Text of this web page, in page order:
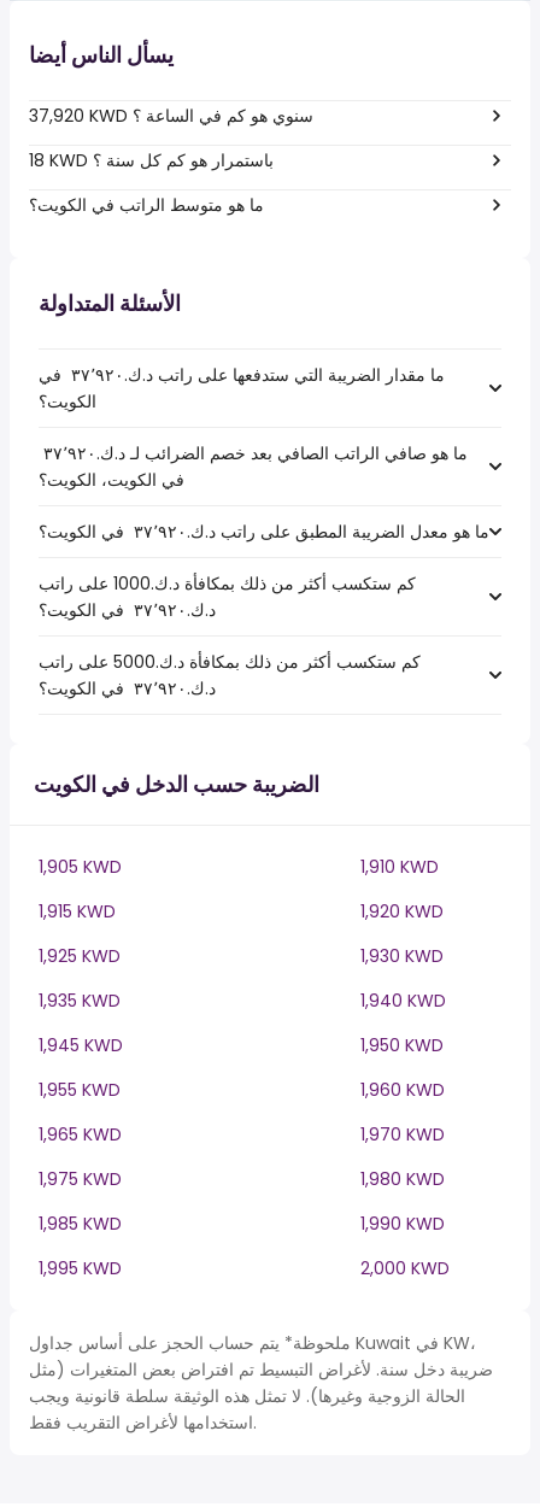
يسأل الناس أيضا
37,920 KWD سنوي هو كم في الساعة ؟
18 KWD باستمرار هو كم كل سنة ؟
ما هو متوسط الراتب في الكويت؟
الأسئلة المتداولة
ما مقدار الضريبة التي ستدفعها على راتب د.ك.‏٣٧٬٩٢٠ ‏ في
الكويت؟
في الكويت، الكويت؟
ما هو معدل الضريبة المطبق على راتب د.ك.‏٣٧٬٩٢٠ ‏ في الكويت؟
كم ستكسب أكثر من ذلك بمكافأة د.ك.1000 على راتب
د.ك.‏٣٧٬٩٢٠ ‏ في الكويت؟
كم ستكسب أكثر من ذلك بمكافأة د.ك.5000 على راتب
د.ك.‏٣٧٬٩٢٠ ‏ في الكويت؟
الضريبة حسب الدخل في الكويت
1,905 KWD
1,910 KWD
1,915 KWD
1,920 KWD
1,925 KWD
1,930 KWD
1,935 KWD
1,940 KWD
1,945 KWD
1,950 KWD
1,955 KWD
1,960 KWD
1,965 KWD
1,970 KWD
1,975 KWD
1,980 KWD
1,985 KWD
1,990 KWD
1,995 KWD
2,000 KWD
ملحوظة* يتم حساب الحجز على أساس جداول Kuwait في KW،
ضريبة دخل سنة. لأغراض التبسيط تم افتراض بعض المتغيرات (مثل
الحالة الزوجية وغيرها). لا تمثل هذه الوثيقة سلطة قانونية ويجب
استخدامها لأغراض التقريب فقط.